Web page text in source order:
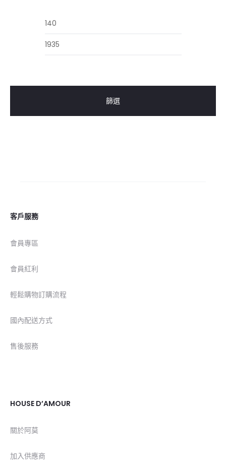
篩選
客戶服務
會員專區
會員紅利
輕鬆購物訂購流程
國內配送方式
售後服務
HOUSE D’AMOUR
關於阿莫
加入供應商